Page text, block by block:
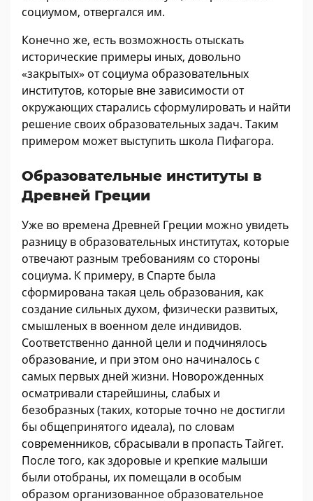
социумом, отвергался им.
Конечно же, есть возможность отыскать
исторические примеры иных, довольно
«закрытых» от социума образовательных
институтов, которые вне зависимости от
окружающих старались сформулировать и найти
решение своих образовательных задач. Таким
примером может выступить школа Пифагора.
Образовательные институты в
Древней Греции
Уже во времена Древней Греции можно увидеть
разницу в образовательных институтах, которые
отвечают разным требованиям со стороны
социума. К примеру, в Спарте была
сформирована такая цель образования, как
создание сильных духом, физически развитых,
смышленых в военном деле индивидов.
Соответственно данной цели и подчинялось
образование, и при этом оно начиналось с
самых первых дней жизни. Новорожденных
осматривали старейшины, слабых и
безобразных (таких, которые точно не достигли
бы общепринятого идеала), по словам
современников, сбрасывали в пропасть Тайгет.
После того, как здоровые и крепкие малыши
были отобраны, их помещали в особым
образом организованное образовательное